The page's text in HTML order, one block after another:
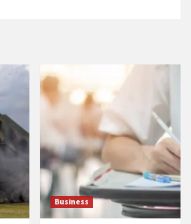
Business